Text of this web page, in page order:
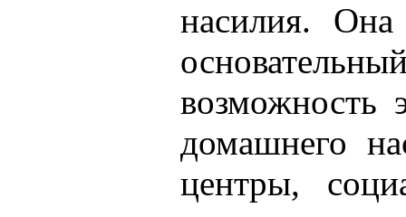
насилия. Она
возможность
домашнего
центры,